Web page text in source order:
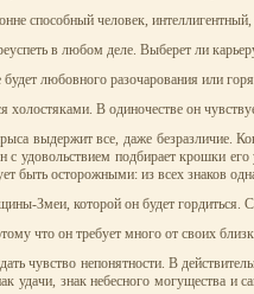
способный человек,
в любом деле. Выберет ли
любовного разочарования или
В одиночестве он
выдержит все, даже безразличие.
подбирает крошки
быть осторожными: из всех знаков
Змеи, которой он будет
что он требует много от своих
чувство непонятности. В
удачи, знак небесного могущества